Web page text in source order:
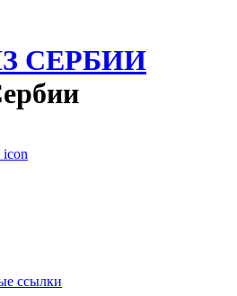
СЕРБИИ
ссылки